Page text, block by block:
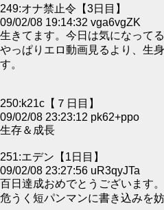
249:オナ禁止令【3日目】
09/02/08 19:14:32 vga6vgZK
生きてます。今日は気になって
やっぱりエロ動画見るより、生
す。
250:k21c【７日目】
09/02/08 23:23:12 pk62+ppo
生存＆成長
251:エデン【1日目】
09/02/08 23:27:56 uR3qyJTa
百日達成おめでとうございます。
危うく短パンマンに書き込みを